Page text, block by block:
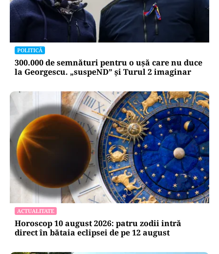
POLITICĂ
300.000 de semnături pentru o ușă care nu duce
la Georgescu. „suspeND” și Turul 2 imaginar
ACTUALITATE
Horoscop 10 august 2026: patru zodii intră
direct în bătaia eclipsei de pe 12 august